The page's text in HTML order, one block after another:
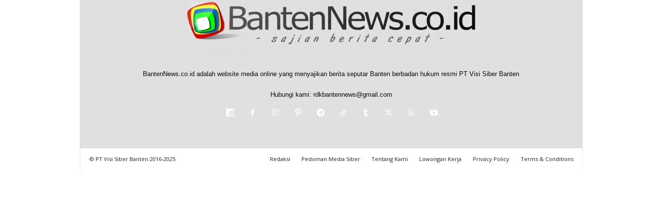
BantenNews.co.id adalah website media online yang menyajikan berita seputar Banten berbadan hukum resmi PT Visi Siber Banten
Hubungi kami: rdkbantennews@gmail.com
Redaksi Pedoman Media Siber Tentang Kami Lowongan Kerja Privacy Policy Terms & Conditions
© PT Visi Siber Banten 2016-2025